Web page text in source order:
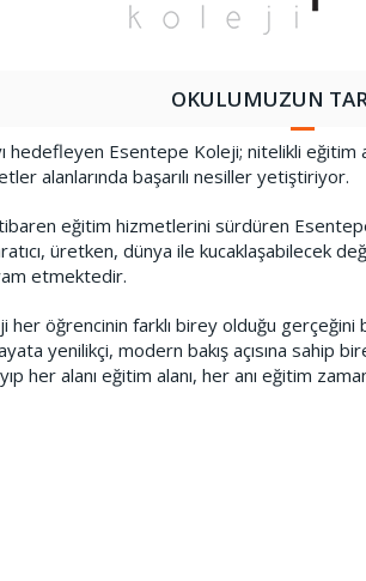
OKULUMUZUN
Esentepe Koleji; nitelikli eğitim
alanlarında başarılı nesiller yetiştiriyor.
eğitim hizmetlerini sürdüren Esentepe
üretken, dünya ile kucaklaşabilecek
etmektedir.
öğrencinin farklı birey olduğu gerçeğini
yenilikçi, modern bakış açısına sahip
her alanı eğitim alanı, her anı eğitim